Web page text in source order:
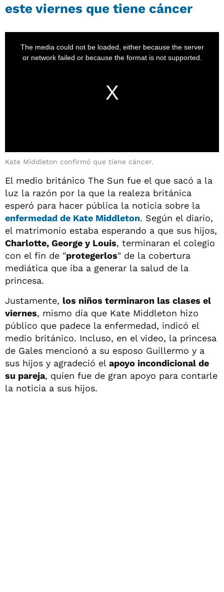
este viernes que tiene cáncer
Kate Middleton confirmó que tiene cáncer.
El medio británico The Sun fue el que sacó a la
luz la razón por la que la realeza británica
esperó para hacer pública la noticia sobre la
enfermedad de Kate Middleton. Según el diario,
el matrimonio estaba esperando a que sus hijos,
Charlotte, George y Louis, terminaran el colegio
con el fin de "protegerlos" de la cobertura
mediática que iba a generar la salud de la
princesa.
Justamente, los niños terminaron las clases el
viernes, mismo día que Kate Middleton hizo
público que padece la enfermedad, indicó el
medio británico. Incluso, en el video, la princesa
de Gales mencionó a su esposo Guillermo y a
sus hijos y agradeció el apoyo incondicional de
su pareja, quien fue de gran apoyo para contarle
la noticia a sus hijos.